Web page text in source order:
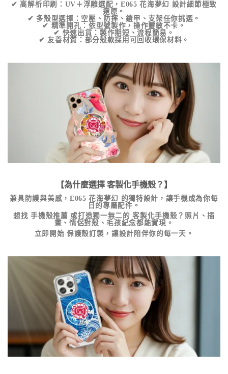
✔ 高解析印刷 ：UV＋浮雕選配， E065 花海夢幻 設計細節極致
還原。
✔ 多殼型選擇 ：空壓、防摔、鎧甲、支架任你挑選。
✔ 精準開孔 ：依型號製作，操作靈敏不卡。
✔ 快速出貨 ：製作期短、流程簡易。
✔ 友善材質 ：部分殼款採用可回收環保材料。
【為什麼選擇 客製化手機殼 ？】
兼具防護與美感， E065 花海夢幻 的獨特設計，讓手機成為你每
日的專屬配件。
想找手機殼推薦 或打造獨一無二的客製化手機殼 ？照片、插
畫、情侶對殼、毛孩紀念都能實現。
立即開始 保護殼訂製 ，讓設計陪伴你的每一天。